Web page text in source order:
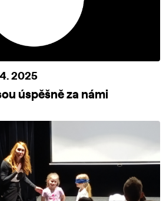
2025
úspěšně za námi